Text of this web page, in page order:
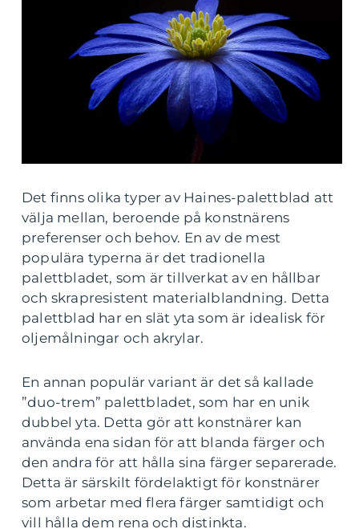
Det finns olika typer av Haines-palettblad att
välja mellan, beroende på konstnärens
preferenser och behov. En av de mest
populära typerna är det tradionella
palettbladet, som är tillverkat av en hållbar
och skrapresistent materialblandning. Detta
palettblad har en slät yta som är idealisk för
oljemålningar och akrylar.
En annan populär variant är det så kallade
”duo-trem” palettbladet, som har en unik
dubbel yta. Detta gör att konstnärer kan
använda ena sidan för att blanda färger och
den andra för att hålla sina färger separerade.
Detta är särskilt fördelaktigt för konstnärer
som arbetar med flera färger samtidigt och
vill hålla dem rena och distinkta.